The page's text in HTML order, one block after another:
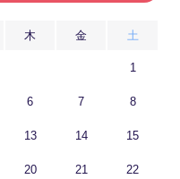
木 金 土
1
6 7 8
13 14 15
20 21 22